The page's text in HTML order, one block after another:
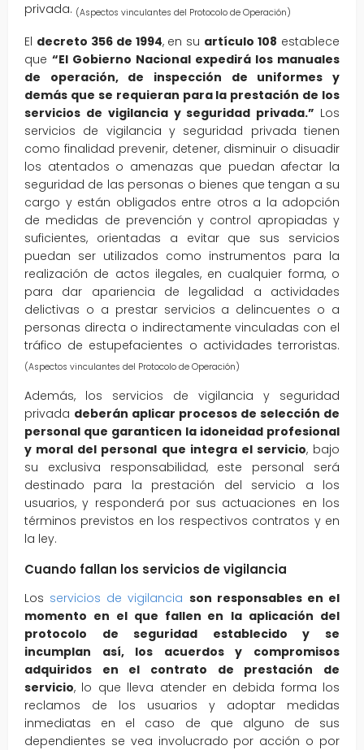
privada. (Aspectos vinculantes del Protocolo de Operación)
El decreto 356 de 1994, en su artículo 108 establece
que “El Gobierno Nacional expedirá los manuales
de operación, de inspección de uniformes y
demás que se requieran para la prestación de los
servicios de vigilancia y seguridad privada.” Los
servicios de vigilancia y seguridad privada tienen
como finalidad prevenir, detener, disminuir o disuadir
los atentados o amenazas que puedan afectar la
seguridad de las personas o bienes que tengan a su
cargo y están obligados entre otros a la adopción
de medidas de prevención y control apropiadas y
suficientes, orientadas a evitar que sus servicios
puedan ser utilizados como instrumentos para la
realización de actos ilegales, en cualquier forma, o
para dar apariencia de legalidad a actividades
delictivas o a prestar servicios a delincuentes o a
personas directa o indirectamente vinculadas con el
tráfico de estupefacientes o actividades terroristas.
(Aspectos vinculantes del Protocolo de Operación)
Además, los servicios de vigilancia y seguridad
privada deberán aplicar procesos de selección de
personal que garanticen la idoneidad profesional
y moral del personal que integra el servicio, bajo
su exclusiva responsabilidad, este personal será
destinado para la prestación del servicio a los
usuarios, y responderá por sus actuaciones en los
términos previstos en los respectivos contratos y en
la ley.
Cuando fallan los servicios de vigilancia
Los servicios de vigilancia son responsables en el
momento en el que fallen en la aplicación del
protocolo de seguridad establecido y se
incumplan así, los acuerdos y compromisos
adquiridos en el contrato de prestación de
servicio, lo que lleva atender en debida forma los
reclamos de los usuarios y adoptar medidas
inmediatas en el caso de que alguno de sus
dependientes se vea involucrado por acción o por